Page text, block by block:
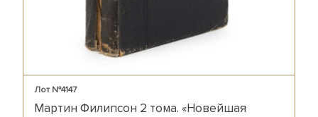
Лот №4147
Мартин Филипсон 2 тома. «Новейшая